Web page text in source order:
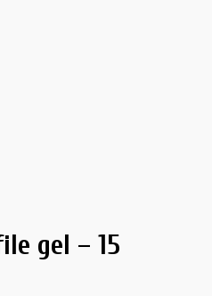
gel – 15